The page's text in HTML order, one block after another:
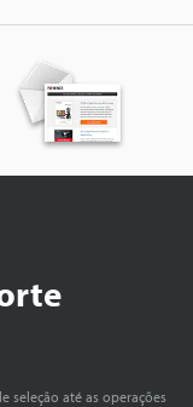
seleção até as operações